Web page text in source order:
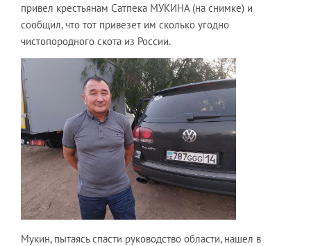
привел крестьянам Сатпека МУКИНА (на снимке) и
сообщил, что тот привезет им сколько угодно
чистопородного скота из России.
Мукин, пытаясь спасти руководство области, нашел в